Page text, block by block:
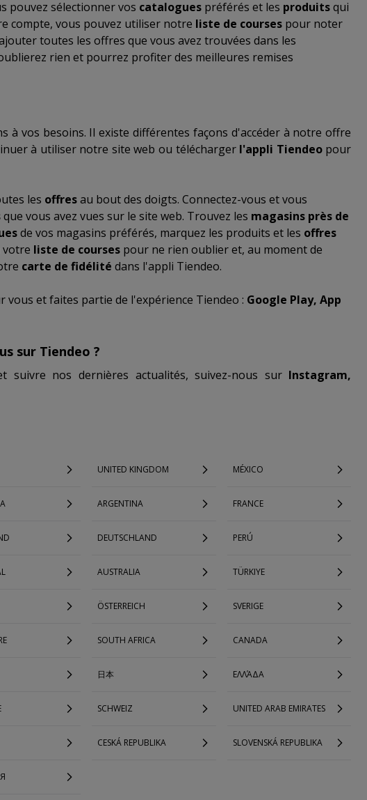
pouvez sélectionner vos cataloguespréférés et les produitsqui
compte, vous pouvez utiliser notre liste de coursespour noter
toutes les offres que vous avez trouvées dans les
rien et pourrez profiter des meilleures remises
à vos besoins. Il existe différentes façons d'accéder à notre offre
à utiliser notre site web ou télécharger l'appli Tiendeopour
les offresau bout des doigts. Connectez-vous et vous
que vous avez vues sur le site web. Trouvez les magasins près de
de vos magasins préférés, marquez les produits et les offres
votre liste de coursespour ne rien oublier et, au moment de
carte de fidélité dans l'appli Tiendeo.
et faites partie de l'expérience Tiendeo : Google Play, App
sur Tiendeo ?
suivre nos dernières actualités, suivez-nous sur Instagram,
UNITED KINGDOM MÉXICO
ARGENTINA FRANCE
DEUTSCHLAND PERÚ
AUSTRALIA TÜRKIYE
ÖSTERREICH SVERIGE
SOUTH AFRICA CANADA
日本 ΕΛΛΆΔΑ
SCHWEIZ UNITED ARAB EMIRATES
CESKÁ REPUBLIKA SLOVENSKÁ REPUBLIKA